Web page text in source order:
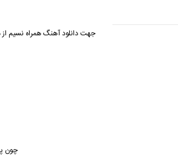
جهت دانلود آهنگ همراه نسیم از
چون